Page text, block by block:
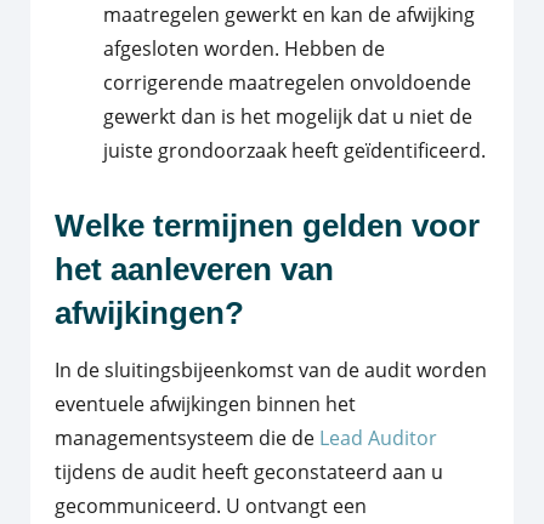
maatregelen gewerkt en kan de afwijking
afgesloten worden. Hebben de
corrigerende maatregelen onvoldoende
gewerkt dan is het mogelijk dat u niet de
juiste grondoorzaak heeft geïdentificeerd.
Welke termijnen gelden voor
het aanleveren van
afwijkingen?
In de sluitingsbijeenkomst van de audit worden
eventuele afwijkingen binnen het
managementsysteem die de Lead Auditor
tijdens de audit heeft geconstateerd aan u
gecommuniceerd. U ontvangt een